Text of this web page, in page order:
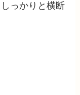
っかりと横断